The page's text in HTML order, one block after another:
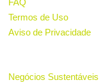
FAQ
Termos de Uso
Aviso de Privacidade
Negócios Sustentáveis